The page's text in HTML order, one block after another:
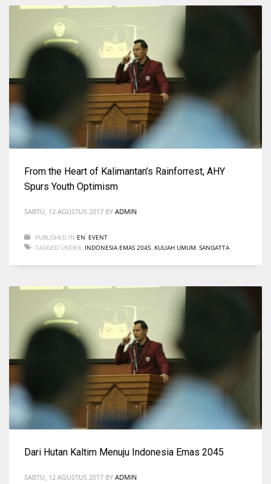
From the Heart of Kalimantan’s Rainforrest, AHY
Spurs Youth Optimism
SABTU, 12 AGUSTUS 2017 BY ADMIN
PUBLISHED IN EN EVENT
TAGGED UNDER: INDONESIA EMAS 2045 KULIAH UMUM SANGATTA
Dari Hutan Kaltim Menuju Indonesia Emas 2045
SABTU, 12 AGUSTUS 2017 BY ADMIN